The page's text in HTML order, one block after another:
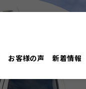
お客様の声 新着情報